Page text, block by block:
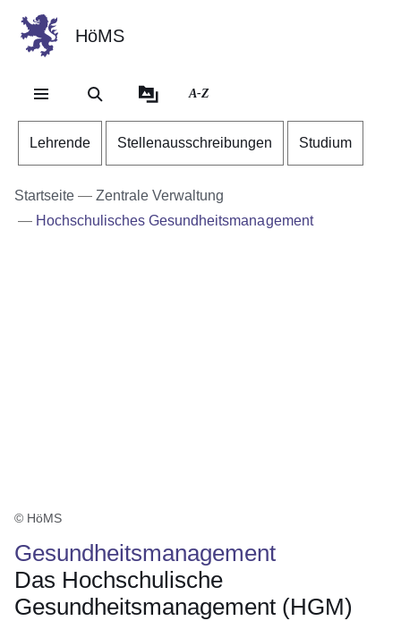
HöMS
A-Z
Lehrende Stellenausschreibungen Studium
Startseite
Zentrale Verwaltung
Hochschulisches Gesundheitsmanagement
© HöMS
Gesundheitsmanagement
Das Hochschulische
Gesundheitsmanagement (HGM)